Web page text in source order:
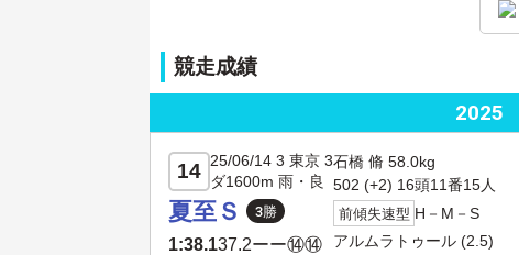
競走成績
2025
14 25/06/14 3 東京 3
ダ1600m 雨・良
夏至Ｓ
1:38.137.2ーー⑭⑭
石橋 脩 58.0kg
502 (+2) 16頭11番15人
前傾失速型 H－M－S
アルムラトゥール (2.5)